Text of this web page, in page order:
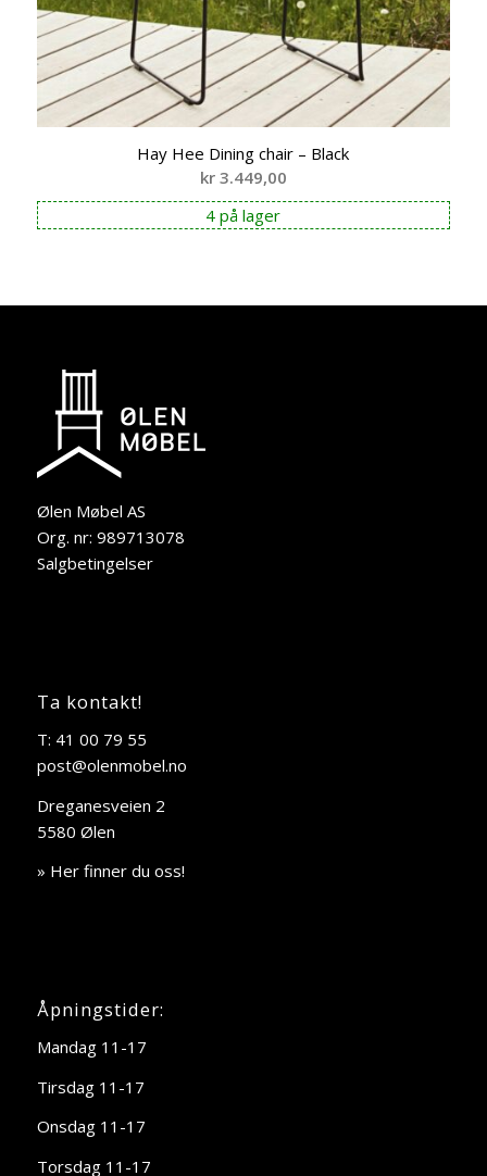
Hay Hee Dining chair – Black
kr3.449,00
4 på lager
Ølen Møbel AS
Org. nr: 989713078
Salgbetingelser
Ta kontakt!
T: 41 00 79 55
post@olenmobel.no
Dreganesveien 2
5580 Ølen
» Her finner du oss!
Åpningstider:
Mandag 11-17
Tirsdag 11-17
Onsdag 11-17
Torsdag 11-17